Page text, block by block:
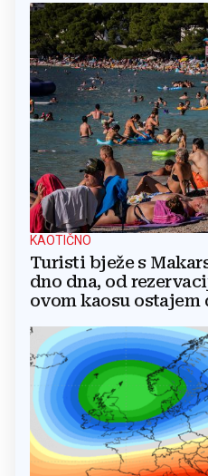
KAOTIČNO
Turisti bježe s
dno dna, od
ovom kaosu ostajem